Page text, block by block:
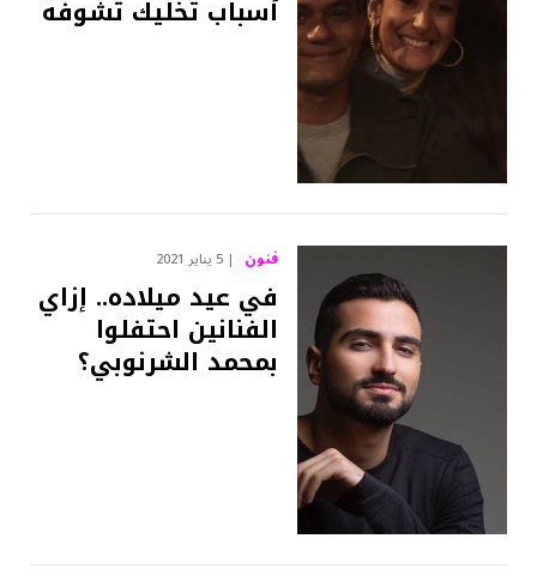
أسباب تخليك تشوفه
فنون 5 يناير 2021
في عيد ميلاده.. إزاي
الفنانين احتفلوا
بمحمد الشرنوبي؟